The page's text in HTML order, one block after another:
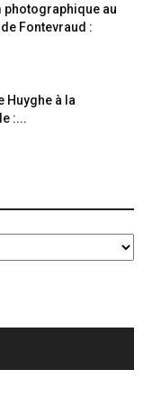
photographique au
Fontevraud :
Huyghe à la
:...